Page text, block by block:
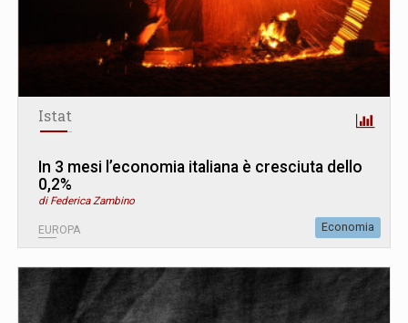
Istat
In 3 mesi l’economia italiana è cresciuta dello
0,2%
di Federica Zambino
EUROPA Economia